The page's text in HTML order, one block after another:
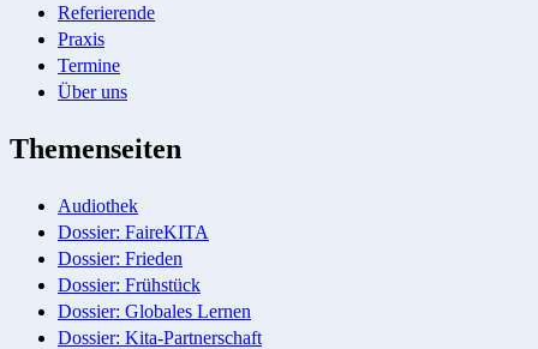
Referierende
Praxis
Termine
Über uns
Themenseiten
Audiothek
Dossier: FaireKITA
Dossier: Frieden
Dossier: Frühstück
Dossier: Globales Lernen
Dossier: Kita-Partnerschaft